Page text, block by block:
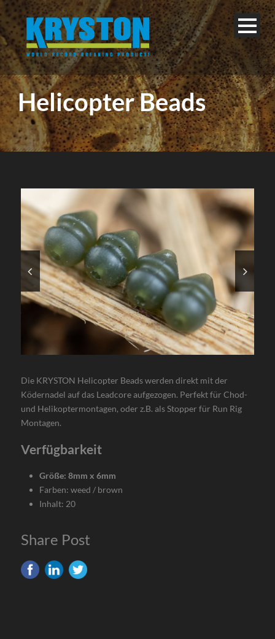
Deutsch
Helicopter Beads
Die KRYSTON Helicopter Beads werden direkt mit der
Ködernadel auf das Leadcore aufgezogen. Perfekt für Chod-
und Helikoptermontagen, oder z.B. als Stopper für Run Rig
Montagen.
Verfügbarkeit
Größe: 8mm x 6mm
Farben: weed / brown
Inhalt: 20
Share Post